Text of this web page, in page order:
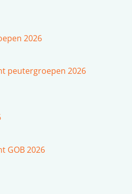
2026
peutergroepen 2026
GOB 2026